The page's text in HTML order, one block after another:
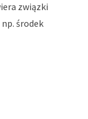
związki
środek